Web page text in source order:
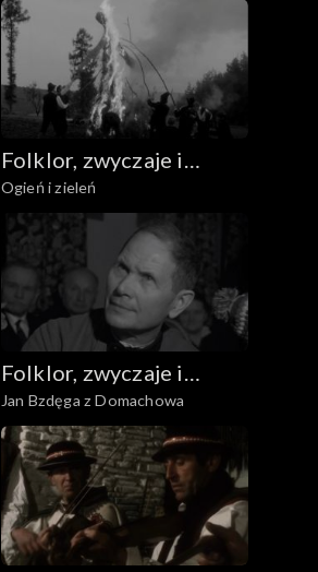
Folklor, zwyczaje i
sztuka ludowa
Ogień i zieleń
Folklor, zwyczaje i
sztuka ludowa
Jan Bzdęga z Domachowa